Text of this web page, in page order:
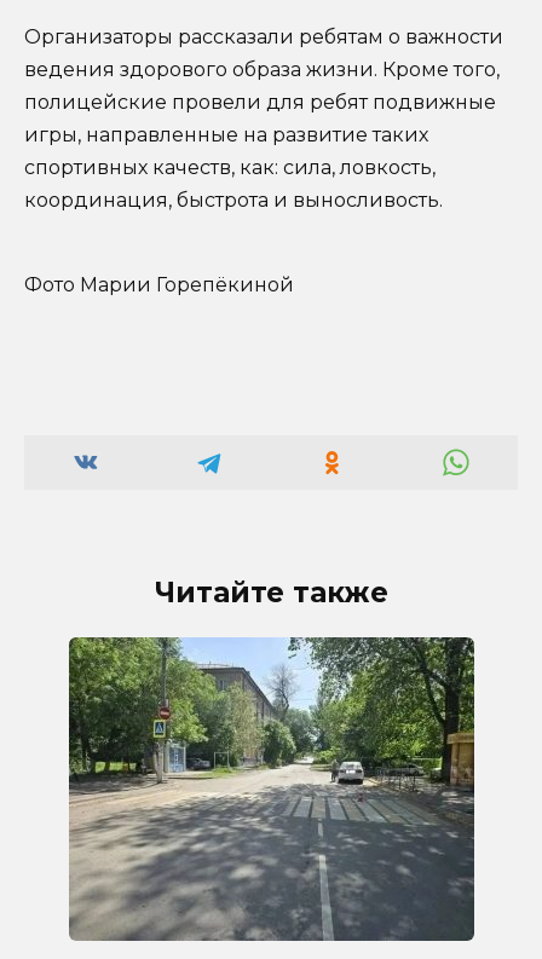
Организаторы рассказали ребятам о важности
ведения здорового образа жизни. Кроме того,
полицейские провели для ребят подвижные
игры, направленные на развитие таких
спортивных качеств, как: сила, ловкость,
координация, быстрота и выносливость.
Фото Марии Горепёкиной
Читайте также